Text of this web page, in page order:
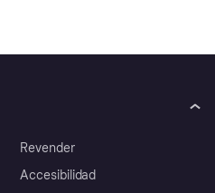
Revender
Accesibilidad